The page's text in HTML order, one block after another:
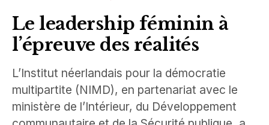
Le leadership féminin à
l’épreuve des réalités
L’Institut néerlandais pour la démocratie
multipartite (NIMD), en partenariat avec le
ministère de l’Intérieur, du Développement